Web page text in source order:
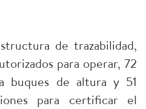
de trazabilidad,
para operar, 72
buques de altura y 51
para certificar el